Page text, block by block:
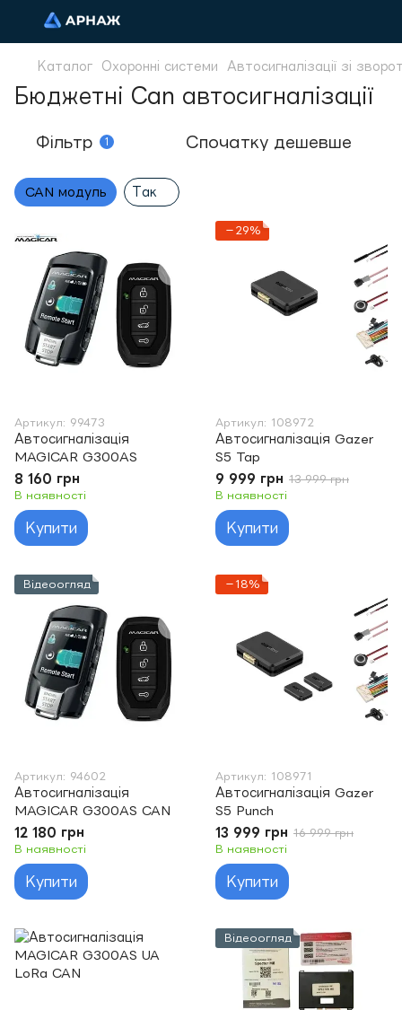
Каталог Охоронні системи Автосигналізації зі
Бюджетні Can автосигналізації
Фільтр 1 Спочатку дешевше
CAN модуль Так
Артикул: 99473
Автосигналізація
MAGICAR G300AS
8 160 грн
В наявності
Купити
−29%
Артикул: 108972
Автосигналізація Gazer
S5 Tap
9 999 грн 13 999 грн
В наявності
Купити
Відеоогляд
Артикул: 94602
Автосигналізація
MAGICAR G300AS CAN
12 180 грн
В наявності
Купити
−18%
Артикул: 108971
Автосигналізація Gazer
S5 Punch
13 999 грн 16 999 грн
В наявності
Купити
Відеоогляд